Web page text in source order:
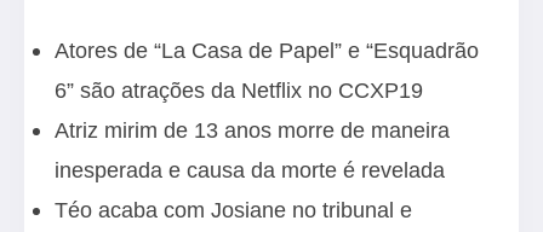
Atores de “La Casa de Papel” e “Esquadrão
6” são atrações da Netflix no CCXP19
Atriz mirim de 13 anos morre de maneira
inesperada e causa da morte é revelada
Téo acaba com Josiane no tribunal e